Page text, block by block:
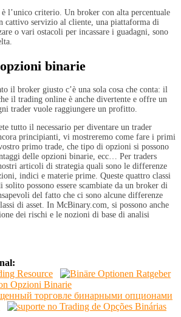
l’unico criterio. Un broker con alta percentuale
cattivo servizio al cliente, una piattaforma di
o vari ostacoli per incassare i guadagni, sono
binarie
il broker giusto c’è una sola cosa che conta: il
il trading online è anche divertente e offre un
trader vuole raggiungere un profitto.
tutto il necessario per diventare un trader
principianti, vi mostreremo come fare i primi
primo trade, che tipo di opzioni si possono
delle opzioni binarie, ecc… Per traders
articoli di strategia quali sono le differenze
indici e materie prime. Queste quattro classi
solito possono essere scambiate da un broker di
del fatto che ci sono alcune differenze
di asset. In McBinary.com, si possono anche
dei rischi e le nozioni di base di analisi